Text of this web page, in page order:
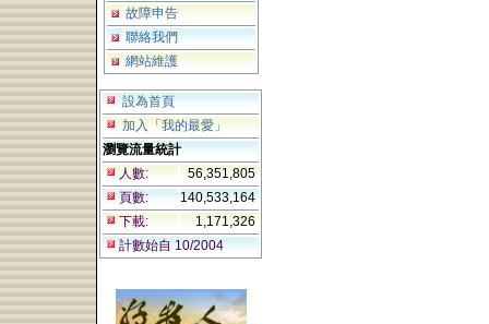
故障申告
聯絡我們
網站維護
設為首頁
加入「我的最愛」
瀏覽流量統計
人數:
56,351,805
頁數:
140,533,164
下載:
1,171,326
計數始自 10/2004